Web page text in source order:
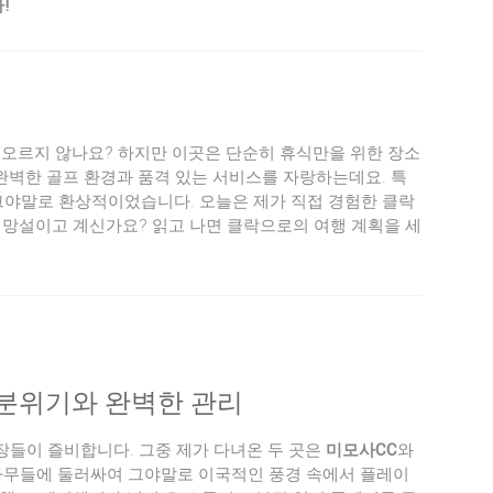
!
르지 않나요? 하지만 이곳은 단순히 휴식만을 위한 장소
벽한 골프 환경과 품격 있는 서비스를 자랑하는데요. 특
말로 환상적이었습니다. 오늘은 제가 직접 경험한 클락
설이고 계신가요? 읽고 나면 클락으로의 여행 계획을 세
위기와 완벽한 관리
이 즐비합니다. 그중 제가 다녀온 두 곳은 미모사CC와
들에 둘러싸여 그야말로 이국적인 풍경 속에서 플레이